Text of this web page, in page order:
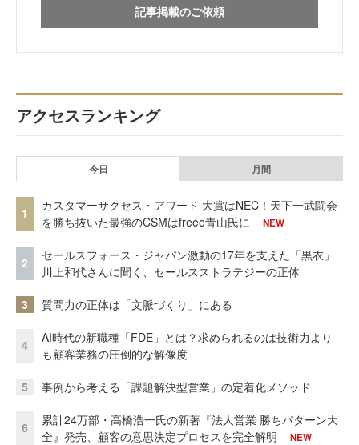
記事掲載のご依頼
アクセスランキング
今日 月間
1
カスタマーサクセス・アワード 大賞はNEC！天下一武闘会
を勝ち抜いた最強のCSMはfreee青山氏に
NEW
2
セールスフォース・ジャパン激動の17年を支えた「黒衣」
川上和代さんに聞く、セールスストラテジーの正体
3 質問力の正体は「文脈づくり」にある
4
AI時代の新職種「FDE」とは？求められるのは技術力より
も顧客業務の圧倒的な解像度
5 事例から考える「課題解決型営業」の定着化メソッド
6
累計24万部・高橋浩一氏の新著『法人営業 勝ちパターン大
全』発売、顧客の意思決定プロセスを完全解明
NEW